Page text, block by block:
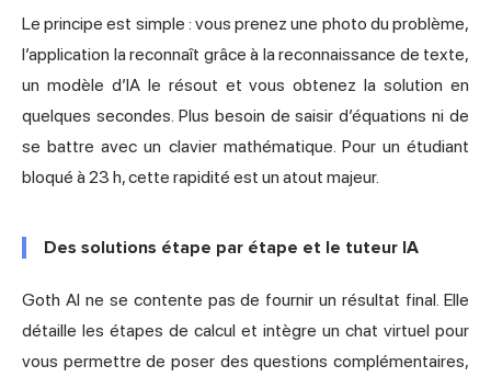
Le principe est simple : vous prenez une photo du problème,
l’application la reconnaît grâce à la reconnaissance de texte,
un modèle d’IA le résout et vous obtenez la solution en
quelques secondes. Plus besoin de saisir d’équations ni de
se battre avec un clavier mathématique. Pour un étudiant
bloqué à 23 h, cette rapidité est un atout majeur.
Des solutions étape par étape et le tuteur IA
Goth AI ne se contente pas de fournir un résultat final. Elle
détaille les étapes de calcul et intègre un chat virtuel pour
vous permettre de poser des questions complémentaires,